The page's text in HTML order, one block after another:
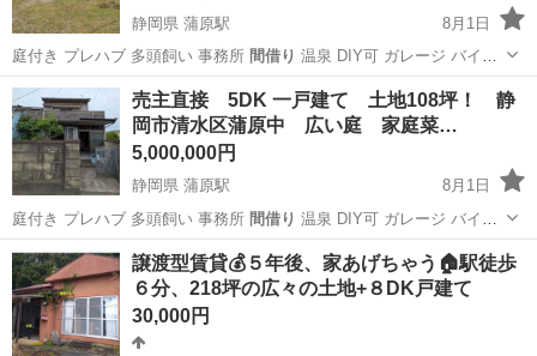
静岡県 蒲原駅
8月1日
庭付き プレハブ 多頭飼い 事務所 間借り 温泉 DIY可 ガレージ バイク
駐…
静岡 静岡市 蒲原駅 資材
売主直接 5DK 一戸建て 土地108坪！ 静
岡市清水区蒲原中 広い庭 家庭菜…
5,000,000円
静岡県 蒲原駅
8月1日
庭付き プレハブ 多頭飼い 事務所 間借り 温泉 DIY可 ガレージ バイク
駐…
静岡 静岡市 蒲原駅 中古（マンション/一戸建て）
家庭菜園
譲渡型賃貸💰５年後、家あげちゃう🏠駅徒歩
６分、218坪の広々の土地+８DK戸建て
30,000円